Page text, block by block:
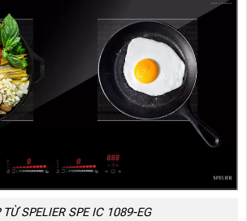
TỪ SPELIER SPE IC 1089-EG